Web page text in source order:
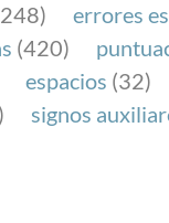
errores
(420)
espacios (32)
signos